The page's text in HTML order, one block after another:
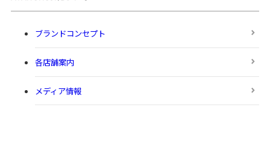
ブランドコンセプト
各店舗案内
メディア情報